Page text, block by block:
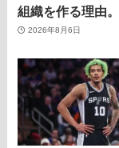
組織を作る理由。
2026年8月6日